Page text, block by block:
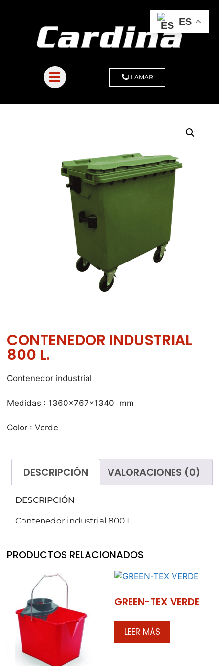
LLAMAR
CONTENEDOR INDUSTRIAL
800 L.
Contenedor industrial
Medidas : 1360x767x1340 mm
Color : Verde
DESCRIPCIÓN VALORACIONES (0)
DESCRIPCIÓN
Contenedor industrial 800 L.
PRODUCTOS RELACIONADOS
GREEN-TEX VERDE
LEER MÁS
ES